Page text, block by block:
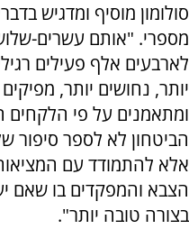
סולומון מוסיף ומדגיש
מספרי. "אותם עשרים-
לארבעים אלף פעילים
יותר, נחושים יותר,
ומתאמנים על פי הלקחים
הביטחון לא לספר סיפור
אלא להתמודד עם
הצבא והמפקדים בו שאם
בצורה טובה יותר".